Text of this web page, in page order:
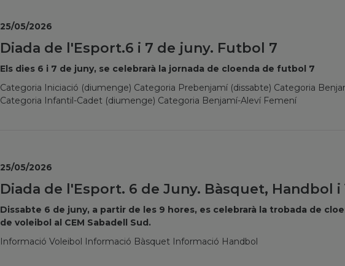
Diada de l'Esport.6 i 7 de juny. Futbol 7
Els dies 6 i 7 de juny, se celebrarà la jornada de cloenda de futbol 7
Categoria Iniciació (diumenge) Categoria Prebenjamí (dissabte) Categoria
Categoria Infantil-Cadet (diumenge) Categoria Benjamí-Aleví Femení
25/05/2026
Diada de l'Esport. 6 de Juny. Bàsquet, Handbol
Dissabte 6 de juny, a partir de les 9 hores, es celebrarà la trobada de
de voleibol al CEM Sabadell Sud.
Informació Voleibol Informació Bàsquet Informació Handbol
25/05/2026